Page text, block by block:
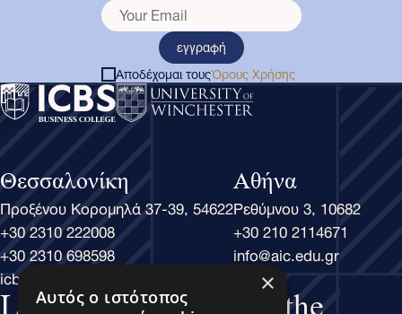
εγγραφή
Αποδέχομαι τουςΌρους Χρήσης
Θεσσαλονίκη
Προξένου Κορομηλά 37-39, 54622
+30 2310 222008
+30 2310 698598
icbs@icbs.gr
Αθήνα
Ρεθύμνου 3, 10682
+30 210 2114671
info@aic.edu.gr
Learn Business, Lead the
×
Αυτός ο ιστότοπος